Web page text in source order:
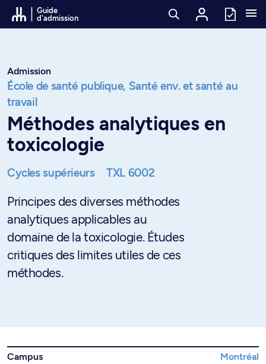
Passer au contenu
Guide
d'admission
Admission
École de santé publique, Santé env. et santé au
travail
Méthodes analytiques en
toxicologie
Cycles supérieurs TXL 6002
Principes des diverses méthodes
analytiques applicables au
domaine de la toxicologie. Études
critiques des limites utiles de ces
méthodes.
Campus
Montréal